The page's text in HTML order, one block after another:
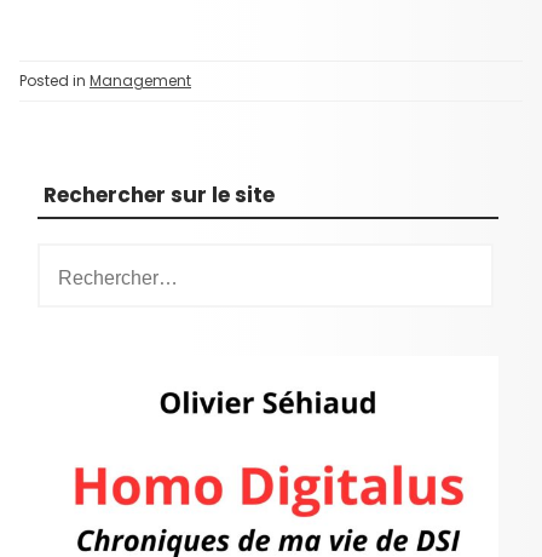
Posted in Management
Rechercher sur le site